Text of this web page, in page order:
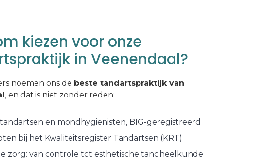
kiezen voor onze
in Veenendaal?
noemen ons de beste tandartspraktijk van
, en dat is niet zonder reden:
en mondhygiënisten, BIG-geregistreerd
bij het Kwaliteitsregister Tandartsen (KRT)
zorg: van controle tot esthetische tandheelkunde